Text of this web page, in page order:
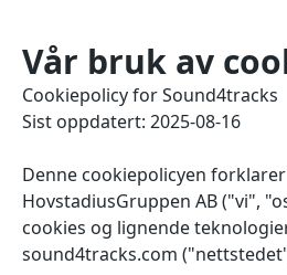
Vår bruk av
Cookiepolicy for Sound4tracks
Sist oppdatert: 2025-08-16
Denne cookiepolicyen
HovstadiusGruppen AB ("vi",
cookies og lignende
sound4tracks.com